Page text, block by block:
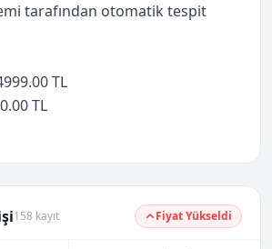
tarafından otomatik tespit
TL
TL
158 kayıt Fiyat Yükseldi